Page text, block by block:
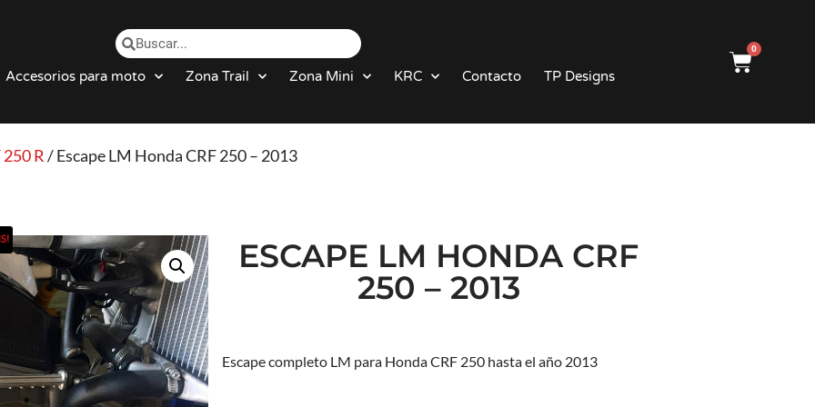
Accesorios para moto Zona Trail Zona Mini KRC Contacto TP Designs
0
250 R/ Escape LM Honda CRF 250 – 2013
ESCAPE LM HONDA CRF
250 – 2013
Escape completo LM para Honda CRF 250 hasta el año 2013